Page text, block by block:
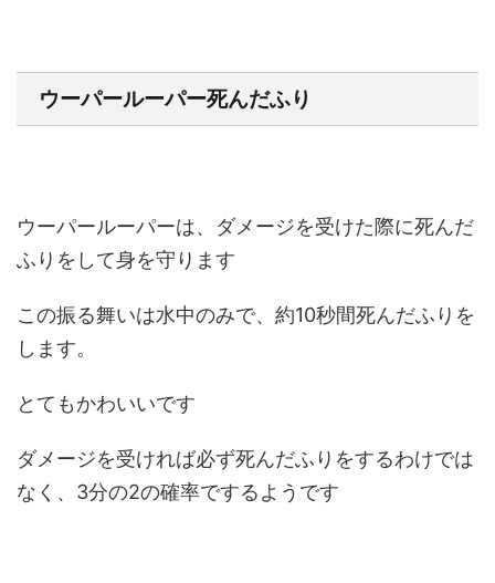
ウーパールーパー死んだふり
ウーパールーパーは、ダメージを受けた際に死んだ
ふりをして身を守ります
この振る舞いは水中のみで、約10秒間死んだふりを
します。
とてもかわいいです
ダメージを受ければ必ず死んだふりをするわけでは
なく、3分の2の確率でするようです